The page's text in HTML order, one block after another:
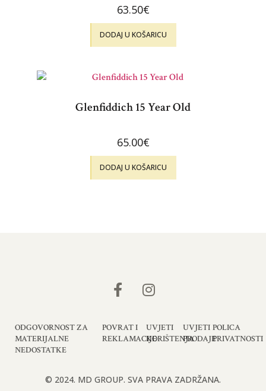
63.50€
DODAJ U KOŠARICU
Glenfiddich 15 Year Old
65.00€
DODAJ U KOŠARICU
ODGOVORNOST ZA
MATERIJALNE
NEDOSTATKE
POVRAT I
REKLAMACIJE
UVJETI
KORIŠTENJA
UVJETI
PRODAJE
POLICA
PRIVATNOSTI
© 2024. MD GROUP. SVA PRAVA ZADRŽANA.